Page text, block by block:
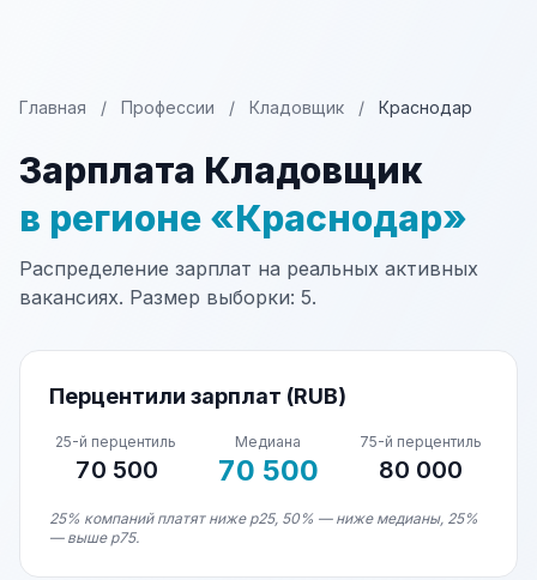
Главная / Профессии / Кладовщик / Краснодар
Зарплата Кладовщик
в регионе «Краснодар»
Распределение зарплат на реальных активных
вакансиях. Размер выборки: 5.
Перцентили зарплат (RUB)
25-й перцентиль
70 500
Медиана
70 500
75-й перцентиль
80 000
25% компаний платят ниже p25, 50% — ниже медианы, 25%
— выше p75.